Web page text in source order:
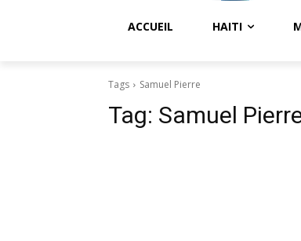
ACCUEIL HAITI
Tags Samuel Pierre
Tag: Samuel